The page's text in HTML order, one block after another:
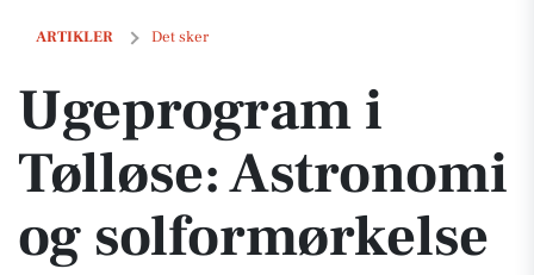
ARTIKLER Det sker
Ugeprogram i Tølløse: Astronomi og solformørkelse
Ugeprogram i
Tølløse: Astronomi
og solformørkelse